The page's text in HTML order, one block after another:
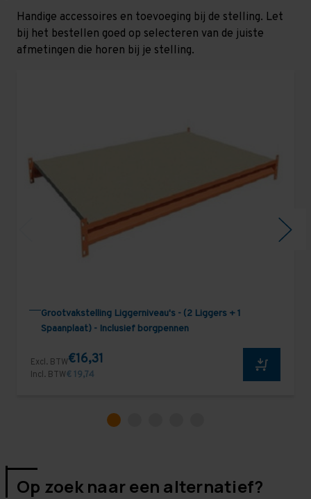
Handige accessoires en toevoeging bij de stelling. Let
bij het bestellen goed op selecteren van de juiste
afmetingen die horen bij je stelling.
Grootvakstelling Liggerniveau's - (2 Liggers + 1
Spaanplaat) - Inclusief borgpennen
Excl. BTW€16,31
Incl. BTW€ 19,74
Op zoek naar een alternatief?